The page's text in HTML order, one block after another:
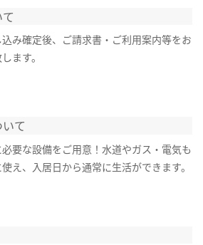
み確定後、ご請求書・ご利用案内等をお
ます。
て
要な設備をご用意！水道やガス・電気も
え、入居日から通常に生活ができます。